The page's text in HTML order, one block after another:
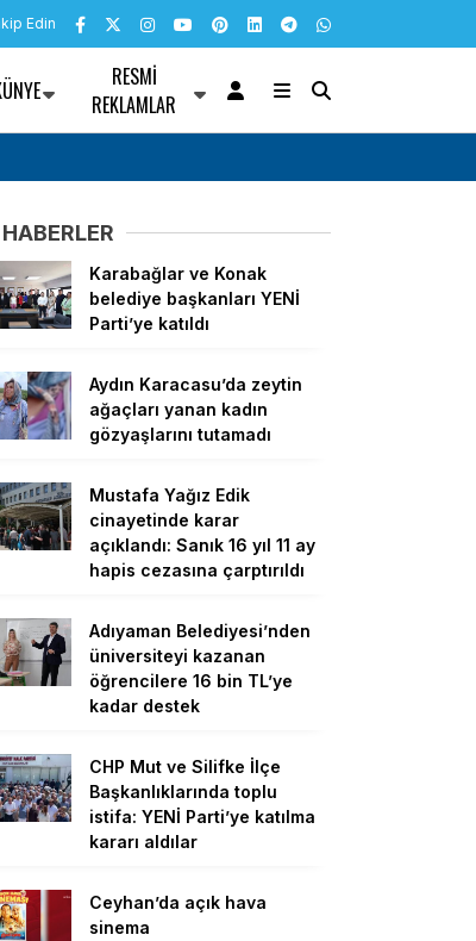
Edin
RESMI
REKLAMLAR
yıl 11 ay
Karabağlar ve Konak
belediye başkanları YENİ
Parti’ye katıldı
Aydın Karacasu’da zeytin
ağaçları yanan kadın
gözyaşlarını tutamadı
Mustafa Yağız Edik
cinayetinde karar
açıklandı: Sanık 16 yıl 11 ay
hapis cezasına çarptırıldı
Adıyaman Belediyesi’nden
üniversiteyi kazanan
öğrencilere 16 bin TL’ye
kadar destek
CHP Mut ve Silifke İlçe
Başkanlıklarında toplu
istifa: YENİ Parti’ye katılma
kararı aldılar
Ceyhan’da açık hava
sinema